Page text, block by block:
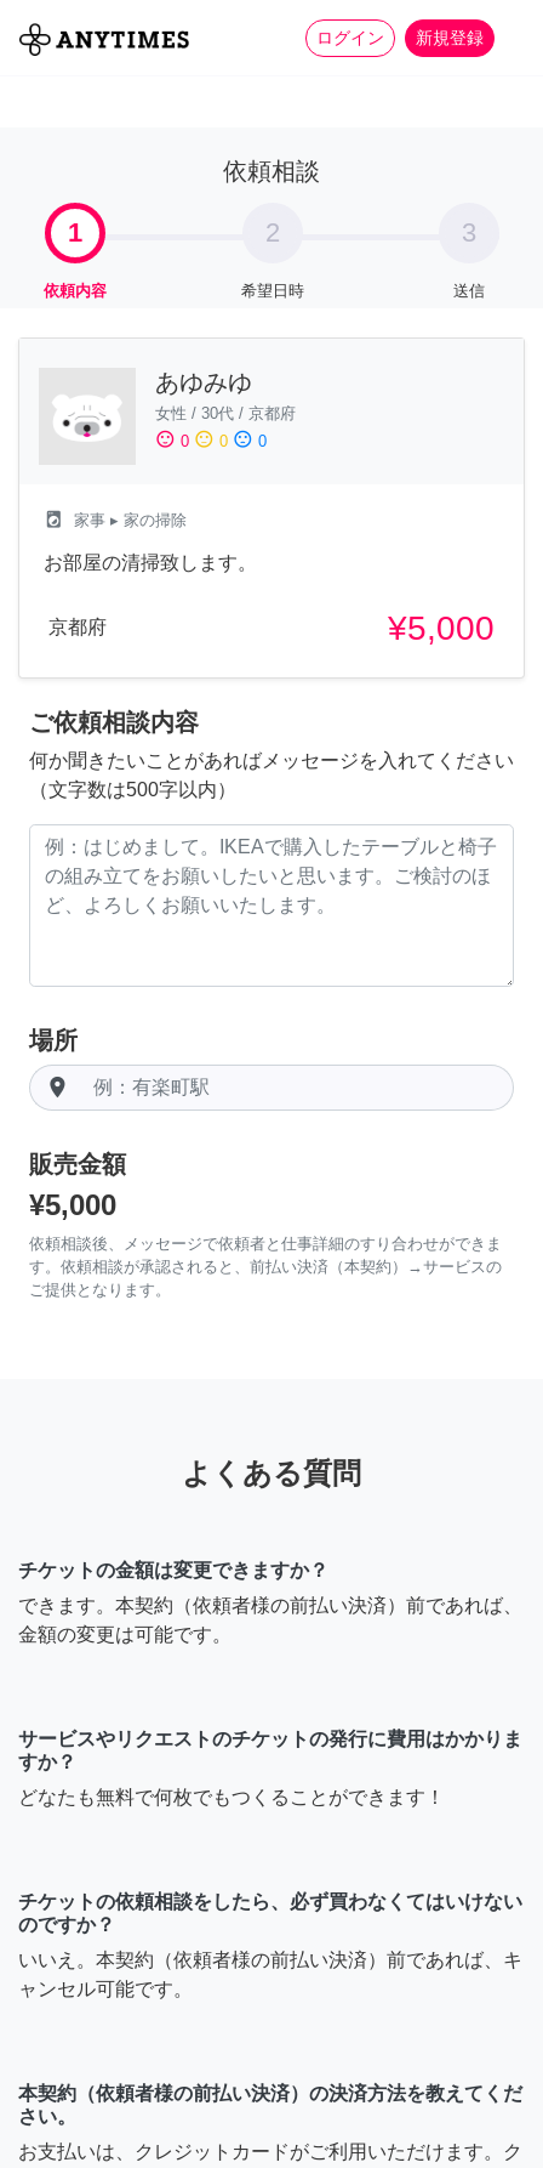
ログイン 新規登録
全て 家事 more_horiz
依頼相談
1
依頼内容
2
希望日時
3
送信
あゆみゆ
女性 / 30代 / 京都府
sentiment_satisfied 0 sentiment_neutral 0 sentiment_dissatisfied 0
local_laundry_service 家事 ▸ 家の掃除
お部屋の清掃致します。
京都府 ¥5,000
ご依頼相談内容
何か聞きたいことがあればメッセージを入れてください
（文字数は500字以内）
場所
room
販売金額
¥5,000
依頼相談後、メッセージで依頼者と仕事詳細のすり合わせができま
す。依頼相談が承認されると、前払い決済（本契約）→サービスの
ご提供となります。
よくある質問
チケットの金額は変更できますか？
できます。本契約（依頼者様の前払い決済）前であれば、
金額の変更は可能です。
サービスやリクエストのチケットの発行に費用はかかりま
すか？
どなたも無料で何枚でもつくることができます！
チケットの依頼相談をしたら、必ず買わなくてはいけない
のですか？
いいえ。本契約（依頼者様の前払い決済）前であれば、キ
ャンセル可能です。
本契約（依頼者様の前払い決済）の決済方法を教えてくだ
さい。
お支払いは、クレジットカードがご利用いただけます。ク